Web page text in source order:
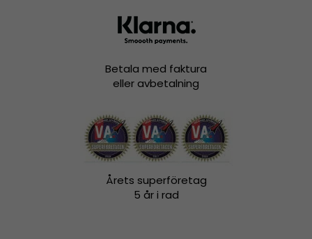
Betala med faktura
eller avbetalning
Årets superföretag
5 år i rad